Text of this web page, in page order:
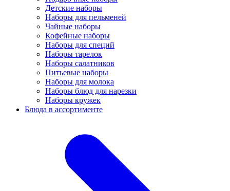
Детские наборы
Наборы для пельменей
Чайные наборы
Кофейные наборы
Наборы для специй
Наборы тарелок
Наборы салатников
Питьевые наборы
Наборы для молока
Наборы блюд для нарезки
Наборы кружек
Блюда в ассортименте